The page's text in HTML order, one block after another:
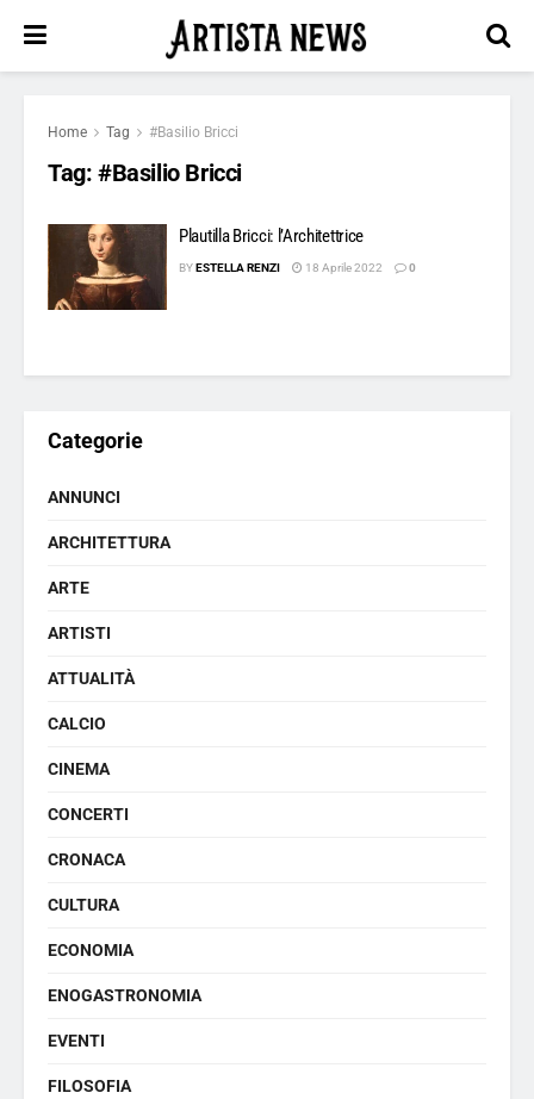
Home Tag #Basilio Bricci
Tag: #Basilio Bricci
Plautilla Bricci: l’Architettrice
BYESTELLA RENZI 18 Aprile 2022 0
Categorie
ANNUNCI
ARCHITETTURA
ARTE
ARTISTI
ATTUALITÀ
CALCIO
CINEMA
CONCERTI
CRONACA
CULTURA
ECONOMIA
ENOGASTRONOMIA
EVENTI
FILOSOFIA